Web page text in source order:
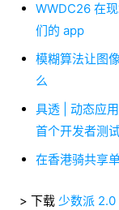
WWDC26 在
们的 app
模糊算法让图
么
具透 | 动态应
首个开发者测
在香港骑共享
> 下载 少数派 2.0